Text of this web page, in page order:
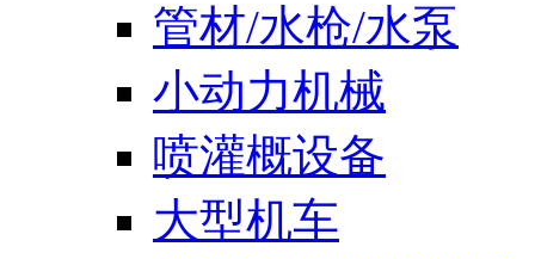
管材/水枪/水泵
小动力机械
喷灌概设备
大型机车